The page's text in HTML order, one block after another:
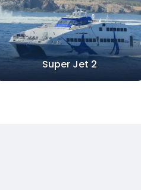
Super Jet 2